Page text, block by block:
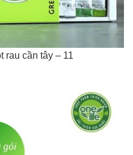
rau cần tây – 11